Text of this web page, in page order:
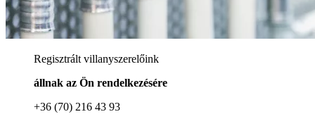
Regisztrált villanyszerelőink
állnak az Ön rendelkezésére
+36 (70) 216 43 93